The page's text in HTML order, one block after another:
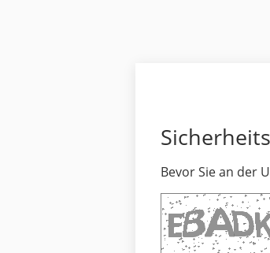
Bevor Sie an der